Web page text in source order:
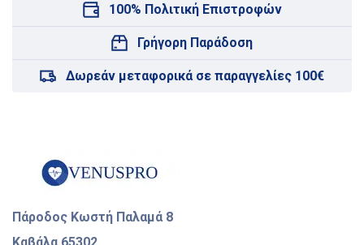
100% Πολιτική Επιστροφών
Γρήγορη Παράδοση
Δωρεάν μεταφορικά σε παραγγελίες 100€
Πάροδος Κωστή Παλαμά 8